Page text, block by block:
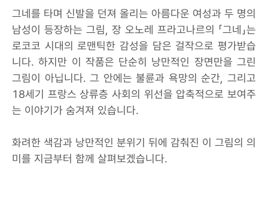
그네를 타며 신발을 던져 올리는 아름다운 여성과 두 명의
남성이 등장하는 그림, 장 오노레 프라고나르의 「그네」는
로코코 시대의 로맨틱한 감성을 담은 걸작으로 평가받습
니다. 하지만 이 작품은 단순히 낭만적인 장면만을 그린
그림이 아닙니다. 그 안에는 불륜과 욕망의 순간, 그리고
18세기 프랑스 상류층 사회의 위선을 압축적으로 보여주
는 이야기가 숨겨져 있습니다.
화려한 색감과 낭만적인 분위기 뒤에 감춰진 이 그림의 의
미를 지금부터 함께 살펴보겠습니다.